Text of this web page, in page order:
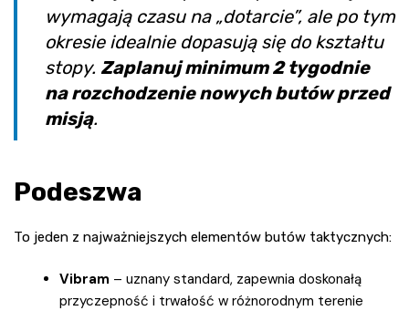
wymagają czasu na „dotarcie”, ale po tym
okresie idealnie dopasują się do kształtu
stopy. Zaplanuj minimum 2 tygodnie
na rozchodzenie nowych butów przed
misją.
Podeszwa
To jeden z najważniejszych elementów butów taktycznych:
Vibram – uznany standard, zapewnia doskonałą
przyczepność i trwałość w różnorodnym terenie